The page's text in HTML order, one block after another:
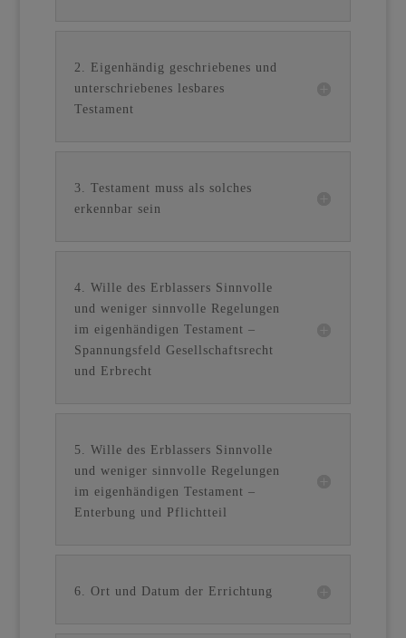
2. Eigenhändig geschriebenes und
unterschriebenes lesbares
Testament
3. Testament muss als solches
erkennbar sein
4. Wille des Erblassers Sinnvolle
und weniger sinnvolle Regelungen
im eigenhändigen Testament –
Spannungsfeld Gesellschaftsrecht
und Erbrecht
5. Wille des Erblassers Sinnvolle
und weniger sinnvolle Regelungen
im eigenhändigen Testament –
Enterbung und Pflichtteil
6. Ort und Datum der Errichtung